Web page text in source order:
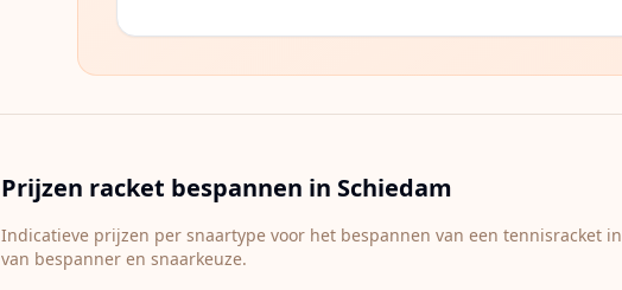
Prijzen racket bespannen in Schiedam
Indicatieve prijzen per snaartype voor het bespannen van een tennisracket in
van bespanner en snaarkeuze.